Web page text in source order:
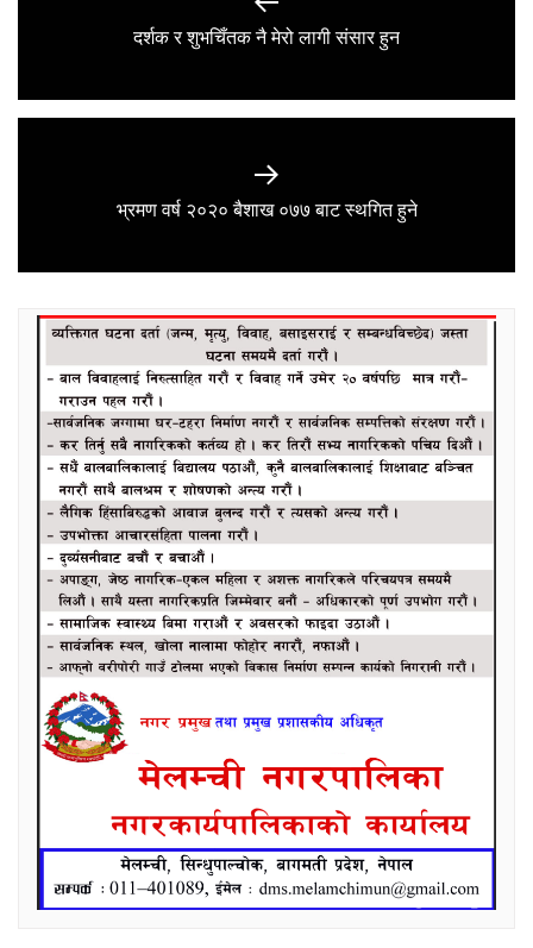
Previous
दर्शक र शुभचिँतक नै मेरो लागी संसार हुन
Next
भ्रमण वर्ष २०२० बैशाख ०७७ बाट स्थगित हुने